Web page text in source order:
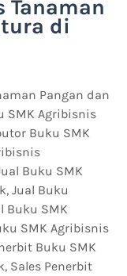
Tanaman
di
Pangan dan
SMK Agribisnis
Buku SMK
Buku SMK
Jual Buku
Buku SMK
SMK Agribisnis
Buku SMK
Sales Penerbit